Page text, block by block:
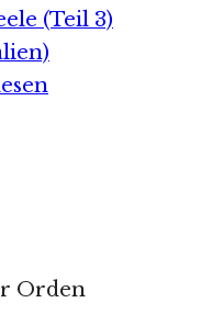
(Teil 3)